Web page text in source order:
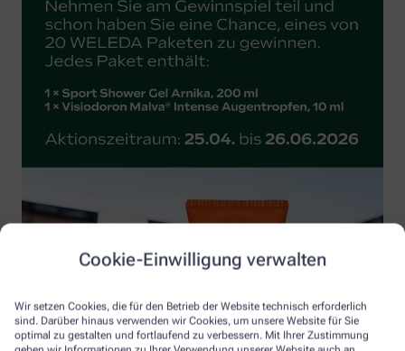
Cookie-Einwilligung verwalten
Wir setzen Cookies, die für den Betrieb der Website technisch erforderlich
sind. Darüber hinaus verwenden wir Cookies, um unsere Website für Sie
optimal zu gestalten und fortlaufend zu verbessern. Mit Ihrer Zustimmung